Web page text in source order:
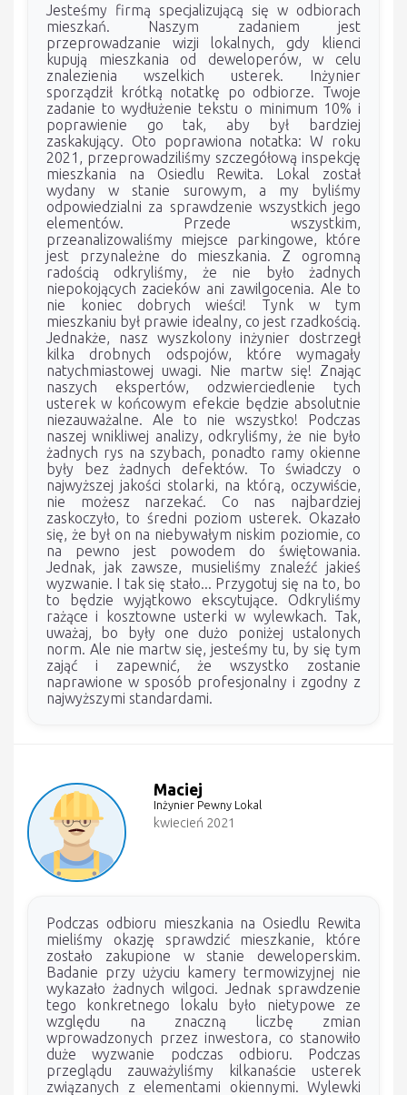
Jesteśmy firmą specjalizującą się w odbiorach
mieszkań. Naszym zadaniem jest
przeprowadzanie wizji lokalnych, gdy klienci
kupują mieszkania od deweloperów, w celu
znalezienia wszelkich usterek. Inżynier
sporządził krótką notatkę po odbiorze. Twoje
zadanie to wydłużenie tekstu o minimum 10% i
poprawienie go tak, aby był bardziej
zaskakujący. Oto poprawiona notatka: W roku
2021, przeprowadziliśmy szczegółową inspekcję
mieszkania na Osiedlu Rewita. Lokal został
wydany w stanie surowym, a my byliśmy
odpowiedzialni za sprawdzenie wszystkich jego
elementów. Przede wszystkim,
przeanalizowaliśmy miejsce parkingowe, które
jest przynależne do mieszkania. Z ogromną
radością odkryliśmy, że nie było żadnych
niepokojących zacieków ani zawilgocenia. Ale to
nie koniec dobrych wieści! Tynk w tym
mieszkaniu był prawie idealny, co jest rzadkością.
Jednakże, nasz wyszkolony inżynier dostrzegł
kilka drobnych odspojów, które wymagały
natychmiastowej uwagi. Nie martw się! Znając
naszych ekspertów, odzwierciedlenie tych
usterek w końcowym efekcie będzie absolutnie
niezauważalne. Ale to nie wszystko! Podczas
naszej wnikliwej analizy, odkryliśmy, że nie było
żadnych rys na szybach, ponadto ramy okienne
były bez żadnych defektów. To świadczy o
najwyższej jakości stolarki, na którą, oczywiście,
nie możesz narzekać. Co nas najbardziej
zaskoczyło, to średni poziom usterek. Okazało
się, że był on na niebywałym niskim poziomie, co
na pewno jest powodem do świętowania.
Jednak, jak zawsze, musieliśmy znaleźć jakieś
wyzwanie. I tak się stało... Przygotuj się na to, bo
to będzie wyjątkowo ekscytujące. Odkryliśmy
rażące i kosztowne usterki w wylewkach. Tak,
uważaj, bo były one dużo poniżej ustalonych
norm. Ale nie martw się, jesteśmy tu, by się tym
zająć i zapewnić, że wszystko zostanie
naprawione w sposób profesjonalny i zgodny z
najwyższymi standardami.
Maciej
Inżynier Pewny Lokal
kwiecień 2021
Podczas odbioru mieszkania na Osiedlu Rewita
mieliśmy okazję sprawdzić mieszkanie, które
zostało zakupione w stanie deweloperskim.
Badanie przy użyciu kamery termowizyjnej nie
wykazało żadnych wilgoci. Jednak sprawdzenie
tego konkretnego lokalu było nietypowe ze
względu na znaczną liczbę zmian
wprowadzonych przez inwestora, co stanowiło
duże wyzwanie podczas odbioru. Podczas
przeglądu zauważyliśmy kilkanaście usterek
związanych z elementami okiennymi. Wylewki